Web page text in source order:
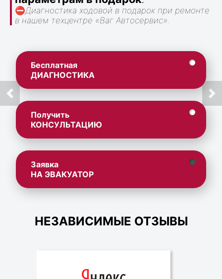
⛔Диагностика ходовой в подарок при ремонте
в нашем техцентре «Ваг Автосервис».
Бесплатная
ДИАГНОСТИКА
Получить
КОНСУЛЬТАЦИЮ
Заявка
НА ЭВАКУАТОР
НЕЗАВИСИМЫЕ ОТЗЫВЫ